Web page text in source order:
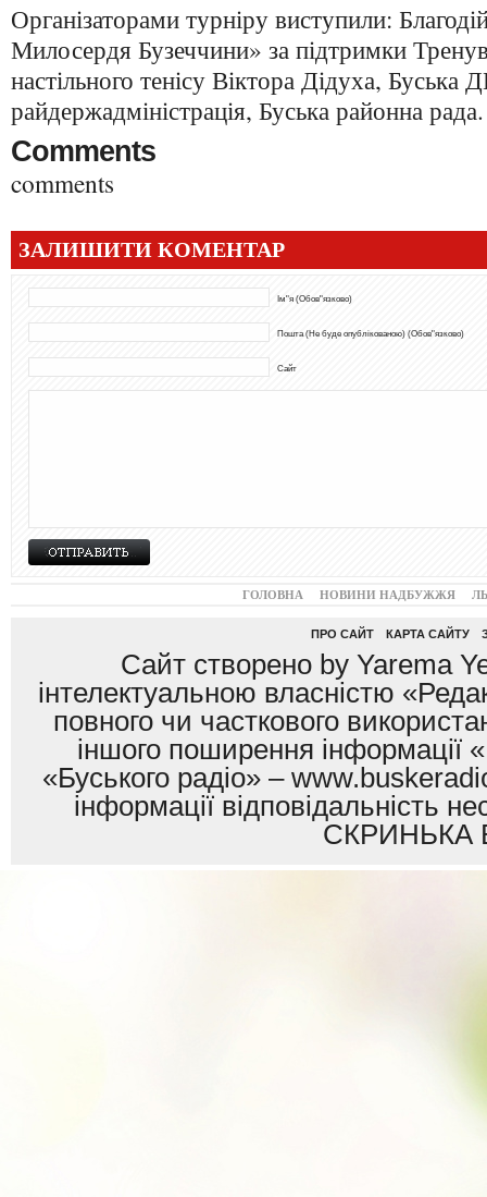
Організаторами турніру виступили:
Милосердя Бузеччини» за підтримки
настільного тенісу Віктора Дідуха,
райдержадміністрація, Буська районна рада.
Comments
comments
ЗАЛИШИТИ КОМЕНТАР
Ім"я (Обов"язково)
Пошта (Не буде опублікованою) (Обов"язково)
Сайт
ГОЛОВНА НОВИНИ НАДБУЖЖЯ
ПРО САЙТ КАРТА САЙТУ
Сайт створено by Yarema
інтелектуальною власністю
повного чи часткового
іншого поширення інформації
«Буського радіо» –
інформації
СКРИНЬКА